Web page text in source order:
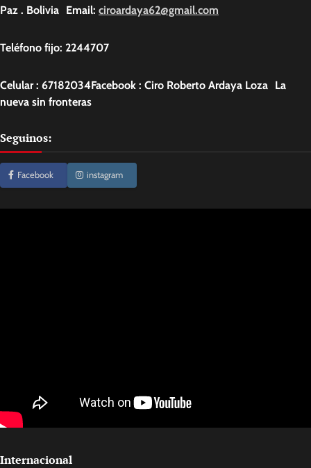
Paz . Bolivia Email: ciroardaya62@gmail.com
Teléfono fijo: 2244707
Celular : 67182034Facebook : Ciro Roberto Ardaya Loza La
nueva sin fronteras
Seguinos:
Facebook instagram
Internacional